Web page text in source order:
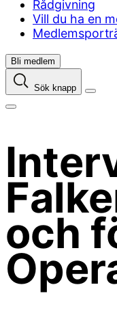
Rådgivning
Vill du ha en
Bli medlem
Sök knapp
och